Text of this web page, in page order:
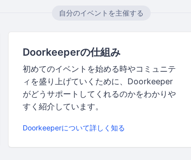
自分のイベントを主催する
Doorkeeperの仕組み
初めてのイベントを始める時やコミュニテ
ィを盛り上げていくために、Doorkeeper
がどうサポートしてくれるのかをわかりや
すく紹介しています。
Doorkeeperについて詳しく知る